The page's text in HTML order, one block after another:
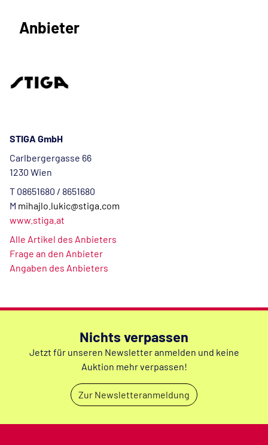
Anbieter
STIGA GmbH
Carlbergergasse 66
1230 Wien
T 08651680 / 8651680
M mihajlo.lukic@stiga.com
www.stiga.at
Alle Artikel des Anbieters
Frage an den Anbieter
Angaben des Anbieters
Nichts verpassen
Jetzt für unseren Newsletter anmelden und keine
Auktion mehr verpassen!
Zur Newsletteranmeldung